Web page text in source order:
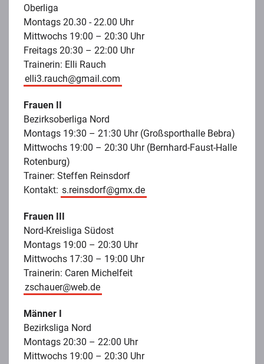
Oberliga
Montags 20.30 - 22.00 Uhr
Mittwochs 19:00 – 20:30 Uhr
Freitags 20:30 – 22:00 Uhr
Trainerin: Elli Rauch
elli3.rauch@gmail.com
Frauen II
Bezirksoberliga Nord
Montags 19:30 – 21:30 Uhr (Großsporthalle Bebra)
Mittwochs 19:00 – 20:30 Uhr (Bernhard-Faust-Halle
Rotenburg)
Trainer: Steffen Reinsdorf
Kontakt: s.reinsdorf@gmx.de
Frauen III
Nord-Kreisliga Südost
Montags 19:00 – 20:30 Uhr
Mittwochs 17:30 – 19:00 Uhr
Trainerin: Caren Michelfeit
zschauer@web.de
Männer I
Bezirksliga Nord
Montags 20:30 – 22:00 Uhr
Mittwochs 19:00 – 20:30 Uhr